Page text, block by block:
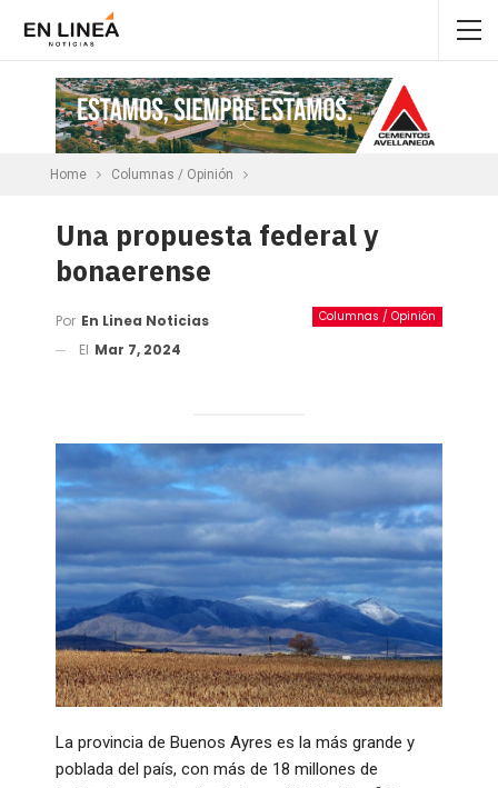
Home Columnas / Opinión
Una propuesta federal y
bonaerense
Columnas / Opinión
Por En Linea Noticias
El Mar 7, 2024
La provincia de Buenos Ayres es la más grande y
poblada del país, con más de 18 millones de